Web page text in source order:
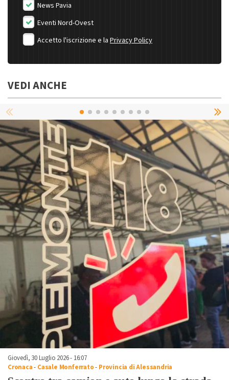
News Pavia
Eventi Nord-Ovest
Accetto l'iscrizione e la Privacy Policy
VEDI ANCHE
Giovedì, 30 Luglio 2026 - 16:07
Cronaca- Casale Monferrato- Provincia di Alessandria